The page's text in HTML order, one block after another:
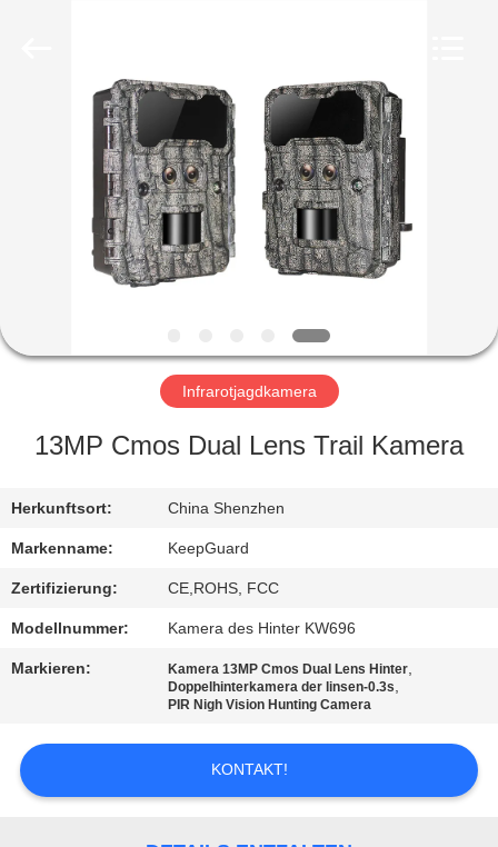
HAUSE
PRODUKTE
VIDEOS
ÜBER
QUALITÄTSKONTROLLE
UNS
NEUIGKEITEN
Infrarotjagdkamera
13MP Cmos Dual Lens Trail Kamera
Herkunftsort: China Shenzhen
Markenname: KeepGuard
Zertifizierung: CE,ROHS, FCC
Modellnummer: Kamera des Hinter KW696
Markieren: Kamera 13MP Cmos Dual Lens Hinter,
Doppelhinterkamera der linsen-0.3s,
PIR Nigh Vision Hunting Camera
KONTAKT!